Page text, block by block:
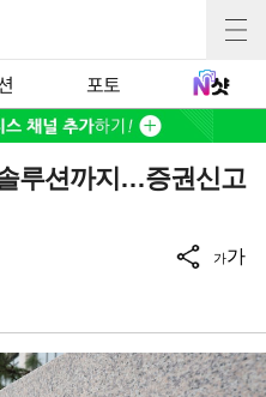
포토
루션까지…증권신고
가가